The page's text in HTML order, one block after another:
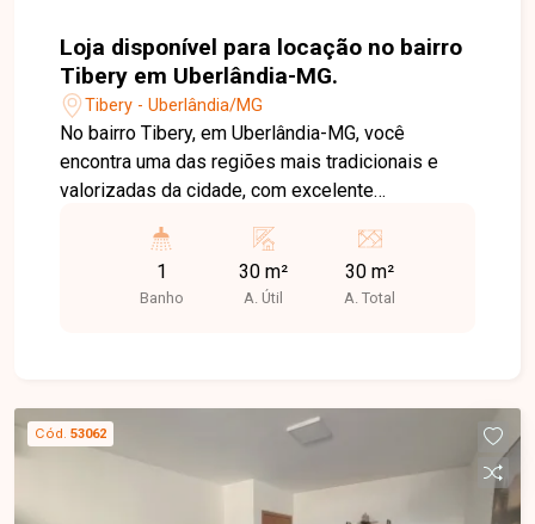
Loja disponível para locação no bairro
Tibery em Uberlândia-MG.
Tibery - Uberlândia/MG
No bairro Tibery, em Uberlândia-MG, você
encontra uma das regiões mais tradicionais e
valorizadas da cidade, com excelente
acesso às principais avenidas, além de estar
próximo a comércios, bancos, supermercados e
diversos serviços. Loja disponível para locação
ou depósito, 1 banheiro e cozinha com copa.
Possui pé-direito alto e excelente ventilação
natural, proporcionando um ambiente confortável
e funcional para diferentes tipos de atividades
1
Banho
30 m²
A. Útil
30 m²
A. Total
Cód. 53062